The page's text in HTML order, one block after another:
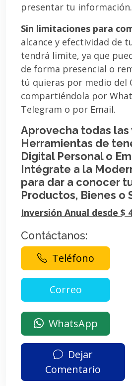
presentar tu información.
Sin limitaciones para
alcance y efectividad de
tendrá limite, ya que
de forma presencial o
tú quieras por medio del
compartiéndola por
Telegram o por Email.
Aprovecha todas las
Herramientas de
Digital Personal o
Intégrate a la
para dar a conocer
Productos, Bienes o
Inversión Anual desde $
Contáctanos:
Teléfono
WhatsApp
Dejar
Comentario